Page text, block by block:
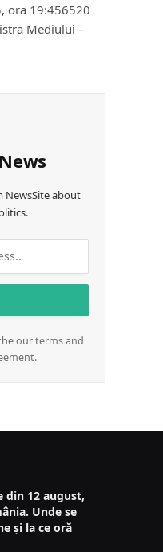
ora 19:456520
Mediului –
NewsSite about
our terms and
din 12 august,
Unde se
și la ce oră